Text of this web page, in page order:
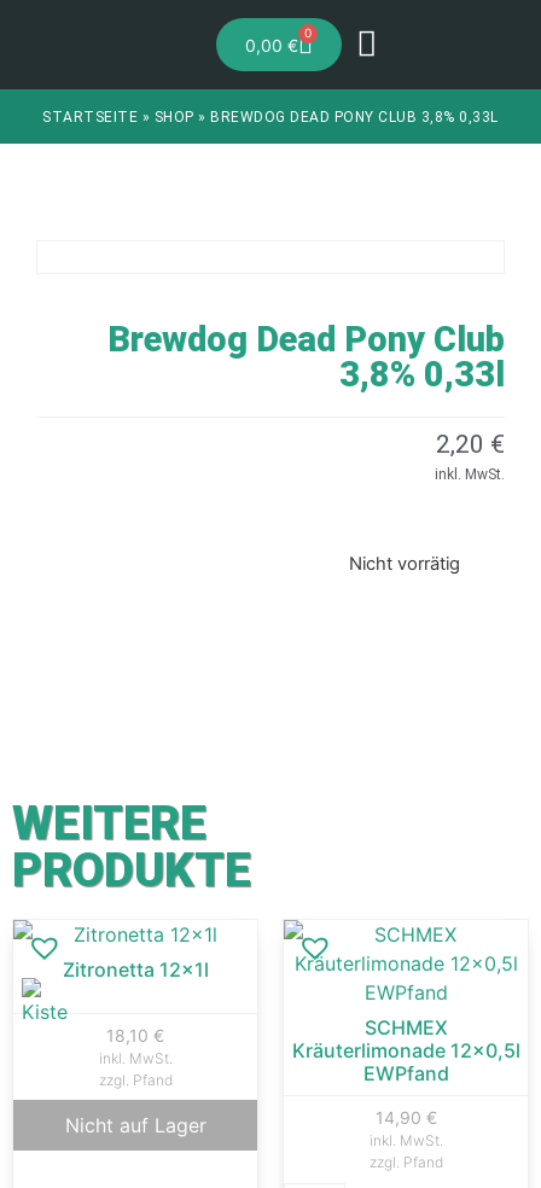
0,00€
0
STARTSEITE » SHOP »BREWDOG DEAD PONY CLUB 3,8% 0,33L
Brewdog Dead Pony Club
3,8% 0,33l
2,20 €
inkl. MwSt.
Nicht vorrätig
WEITERE
PRODUKTE
Zitronetta 12x1l
18,10 €
inkl. MwSt.
zzgl. Pfand
Nicht auf Lager
SCHMEX
Kräuterlimonade 12×0,5l
EWPfand
14,90 €
inkl. MwSt.
zzgl. Pfand